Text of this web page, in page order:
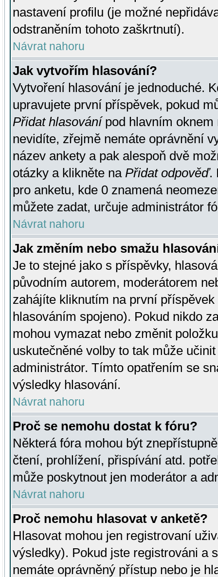
nastavení profilu (je možné
odstraněním tohoto zaškrtnutí).
Návrat nahoru
Jak vytvořím hlasování?
Vytvoření hlasování je jednoduché.
upravujete první příspěvek, pokud
Přidat hlasovánípod hlavním oknem
nevidíte, zřejmě nemáte oprávnění
název ankety a pak alespoň dvě
otázky a klikněte na Přidat odpověď.
pro anketu, kde 0 znamená
můžete zadat, určuje administrátor
Návrat nahoru
Jak změním nebo smažu
Je to stejné jako s příspěvky,
původním autorem, moderátorem
zahájíte kliknutím na první
hlasováním spojeno). Pokud nikdo
mohou vymazat nebo změnit
uskutečněné volby to tak může
administrátor. Tímto opatřením se
výsledky hlasování.
Návrat nahoru
Proč se nemohu dostat k fóru?
Některá fóra mohou být
čtení, prohlížení, přispívání atd.
může poskytnout jen moderátor a
Návrat nahoru
Proč nemohu hlasovat v anketě?
Hlasovat mohou jen registrovaní
výsledky). Pokud jste registrováni a
nemáte oprávněný přístup nebo je